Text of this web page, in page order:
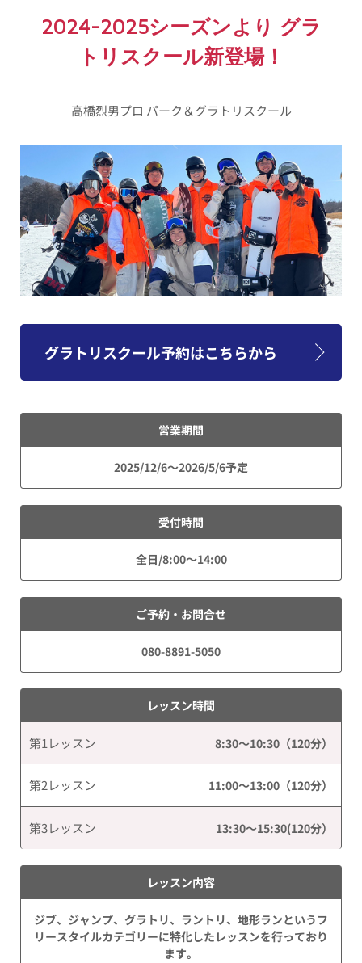
2024-2025シーズンより グラ
トリスクール新登場！
高橋烈男プロ パーク＆グラトリスクール
グラトリスクール予約はこちらから
営業期間
2025/12/6～2026/5/6予定
受付時間
全日/8:00～14:00
ご予約・お問合せ
080-8891-5050
レッスン時間
第1レッスン 8:30～10:30（120分）
第2レッスン 11:00～13:00（120分）
第3レッスン 13:30～15:30(120分）
レッスン内容
ジブ、ジャンプ、グラトリ、ラントリ、地形ランというフ
リースタイルカテゴリーに特化したレッスンを行っており
ます。